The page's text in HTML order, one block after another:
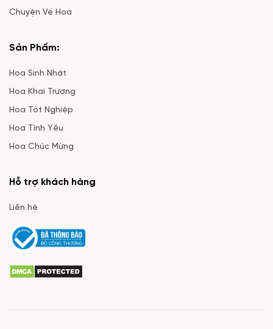
Chuyện Về Hoa
Sản Phẩm:
Hoa Sinh Nhật
Hoa Khai Trương
Hoa Tốt Nghiệp
Hoa Tình Yêu
Hoa Chúc Mừng
Hỗ trợ khách hàng
Liên hệ